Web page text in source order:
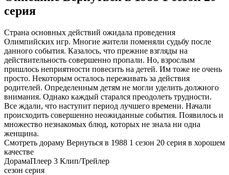
серия
Страна основных действий ожидала проведения
Олимпийских игр. Многие жители поменяли судьбу после
данного события. Казалось, что прежние взгляды на
действительность совершенно пропали. Но, взрослым
пришлось неприятности повесить на детей. Им тоже не очень
просто. Некоторым осталось переживать за действия
родителей. Определенным детям не могли уделить должного
внимания. Однако каждый старался преодолеть трудности.
Все ждали, что наступит период лучшего времени. Начали
происходить совершенно неожиданные события. Появилось и
множество незнакомых блюд, которых не знала ни одна
женщина.
Смотреть дораму Вернуться в 1988 1 сезон 20 серия в хорошем
качестве
ДорамаПлеер 3 Клип/Трейлер
сезон серия